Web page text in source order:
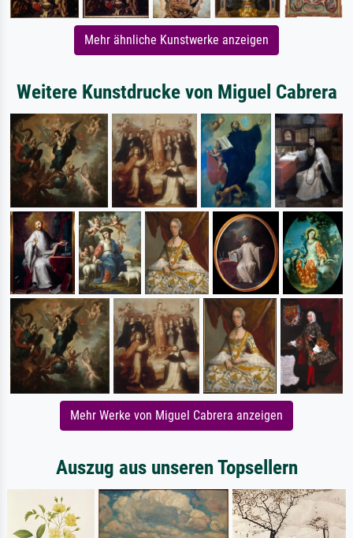
Mehr ähnliche Kunstwerke anzeigen
Weitere Kunstdrucke von Miguel Cabrera
Mehr Werke von Miguel Cabrera anzeigen
Auszug aus unseren Topsellern